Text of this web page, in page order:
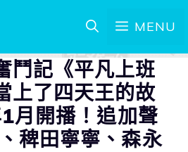
MENU
鬥記《平凡上班
上了四天王的故
月開播！追加聲
稗田寧寧、森永